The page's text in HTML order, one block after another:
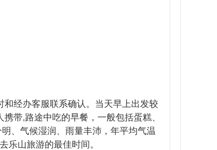
经办客服联系确认。当天早上出发较
带,路途中吃的早餐，一般包括蛋糕、
、气候湿润、雨量丰沛，年平均气温
乐山旅游的最佳时间。